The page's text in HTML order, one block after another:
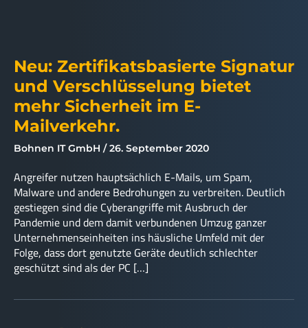
Neu: Zertifikatsbasierte Signatur
und Verschlüsselung bietet
mehr Sicherheit im E-
Mailverkehr.
Bohnen IT GmbH 26. September 2020
Angreifer nutzen hauptsächlich E-Mails, um Spam,
Malware und andere Bedrohungen zu verbreiten. Deutlich
gestiegen sind die Cyberangriffe mit Ausbruch der
Pandemie und dem damit verbundenen Umzug ganzer
Unternehmenseinheiten ins häusliche Umfeld mit der
Folge, dass dort genutzte Geräte deutlich schlechter
geschützt sind als der PC […]